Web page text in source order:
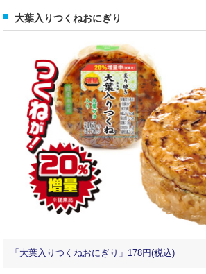
大葉入りつくねおにぎり
「大葉入りつくねおにぎり」178円(税込)